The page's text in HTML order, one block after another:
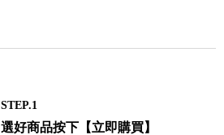
STEP.1
選好商品按下【立即購買】